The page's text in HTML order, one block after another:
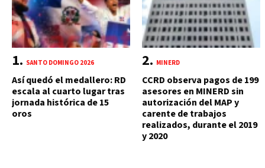
SANTO DOMINGO 2026
Así quedó el medallero: RD
escala al cuarto lugar tras
jornada histórica de 15
oros
MINERD
CCRD observa pagos de 199
asesores en MINERD sin
autorización del MAP y
carente de trabajos
realizados, durante el 2019
y 2020